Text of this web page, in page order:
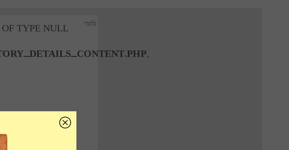
TYPE NULL
,
‘আমি